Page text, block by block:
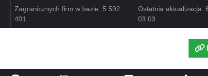
Zagranicznych firm w bazie: 5 592
401
Ostatnia aktualizacja:
03:03